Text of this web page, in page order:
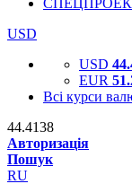
USD
USD
EUR
Всі курси
44.4138
Авторизація
Пошук
RU